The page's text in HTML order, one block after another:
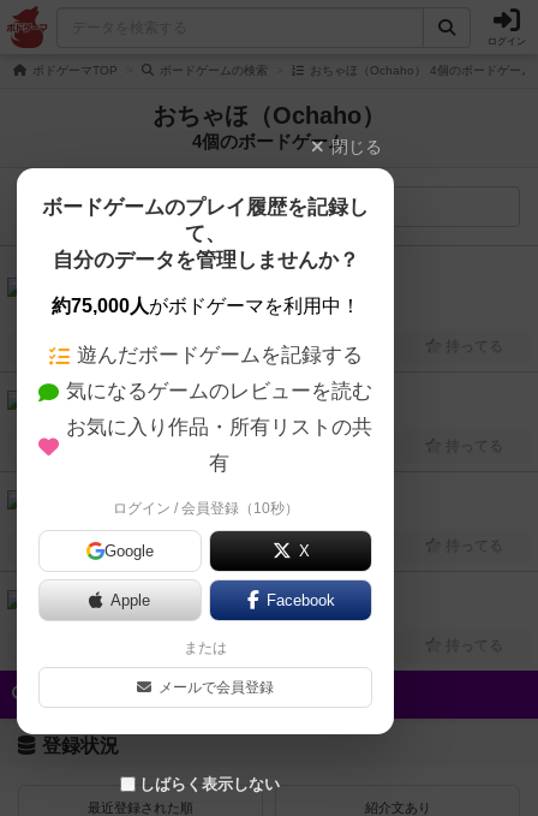
ログイン
ボドゲーマTOP ボードゲームの検索 おちゃほ（Ochaho） 4個のボードゲーム
おちゃほ（Ochaho）
4個のボードゲーム
検索メニュー
6.1
雷轟-天鐘-（RAIGO -TENSHO-）
2人～4人 20分～40分 7歳～ 2022年～
興味あり 経験あり お気に入り 持ってる
クロ×クロ（Cross x Clover）
2人用 10分～15分 7歳～
興味あり 持ってる
4人～6人 5分～10分 5歳～
興味あり お気に入り 持ってる
雷轟-極Ver-（Raigou: Kiwami ver）
15分～40分
経験あり 持ってる
クイック検索
登録状況
最近登録された順 紹介文あり
閉じる
ボードゲームのプレイ履歴を記録し
て、
自分のデータを管理しませんか？
約75,000人がボドゲーマを利用中！
遊んだボードゲームを記録する
気になるゲームのレビューを読む
お気に入り作品・所有リストの共
有
ログイン / 会員登録（10秒）
Google X
Apple Facebook
または
メールで会員登録
しばらく表示しない